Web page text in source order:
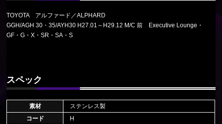
TOYOTA アルファード／ALPHARD
GGH/AGH 30・35/AYH30 H27.01～H29.12 M/C 前 Executive Lounge・
GF・G・X・SR・SA・S
スペック
素材
ステンレス製
コード
H